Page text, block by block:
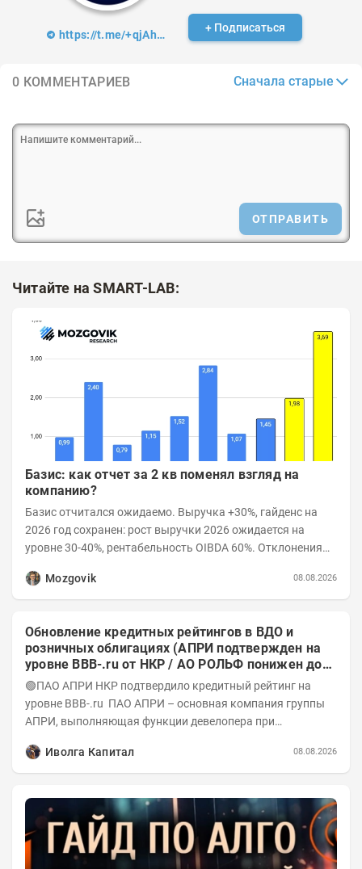
https://t.me/+qjAh5Jy2tWE0YTJi
+ Подписаться
0 КОММЕНТАРИЕВ Сначала старые
ОТПРАВИТЬ
Читайте на SMART-LAB:
Базис: как отчет за 2 кв поменял взгляд на
компанию?
Базис отчитался ожидаемо. Выручка +30%, гайденс на
2026 год сохранен: рост выручки 2026 ожидается на
уровне 30-40%, рентабельность OIBDA 60%. Отклонения
Mozgovik
08.08.2026
Обновление кредитных рейтингов в ВДО и
розничных облигациях (АПРИ подтвержден на
уровне BBB-.ru от НКР / АО РОЛЬФ понижен до
А-(RU) / Элит Строй присвоен на уровне BBB.ru)
🟢ПАО АПРИ НКР подтвердило кредитный рейтинг на
уровне BBB-.ru ПАО АПРИ – основная компания группы
АПРИ, выполняющая функции девелопера при
Иволга Капитал
08.08.2026